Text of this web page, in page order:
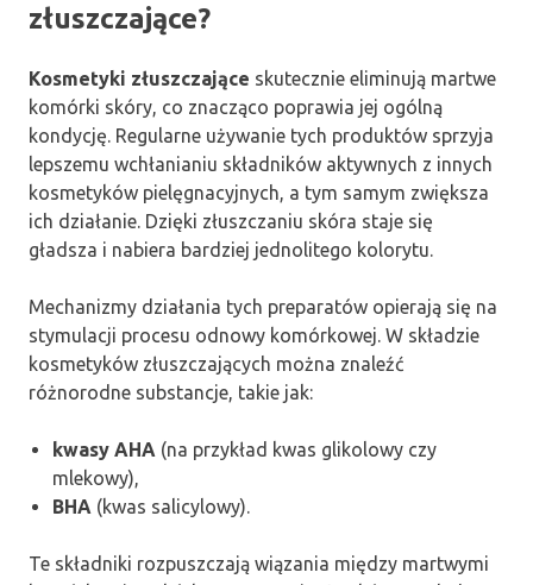
złuszczające?
Kosmetyki złuszczające skutecznie eliminują martwe
komórki skóry, co znacząco poprawia jej ogólną
kondycję. Regularne używanie tych produktów sprzyja
lepszemu wchłanianiu składników aktywnych z innych
kosmetyków pielęgnacyjnych, a tym samym zwiększa
ich działanie. Dzięki złuszczaniu skóra staje się
gładsza i nabiera bardziej jednolitego kolorytu.
Mechanizmy działania tych preparatów opierają się na
stymulacji procesu odnowy komórkowej. W składzie
kosmetyków złuszczających można znaleźć
różnorodne substancje, takie jak:
kwasy AHA (na przykład kwas glikolowy czy
mlekowy),
BHA (kwas salicylowy).
Te składniki rozpuszczają wiązania między martwymi